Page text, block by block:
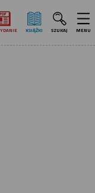
KSIĄŻKI SZUKAJ MENU